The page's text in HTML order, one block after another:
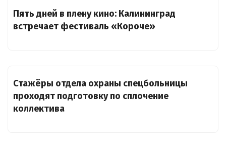
Пять дней в плену кино: Калининград
встречает фестиваль «Короче»
Стажёры отдела охраны спецбольницы
проходят подготовку по сплочение
коллектива